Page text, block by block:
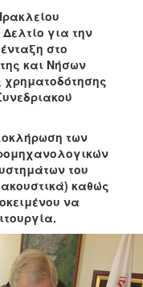
για την
στο
και Νήσων
χρηματοδότησης
των
του
καθώς
να